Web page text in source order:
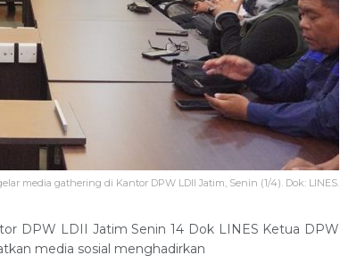
media gathering di Kantor DPW LDII Jatim, Senin (1/4). Dok: LINES.
DPW LDII Jatim Senin 14 Dok LINES Ketua DPW
media sosial menghadirkan